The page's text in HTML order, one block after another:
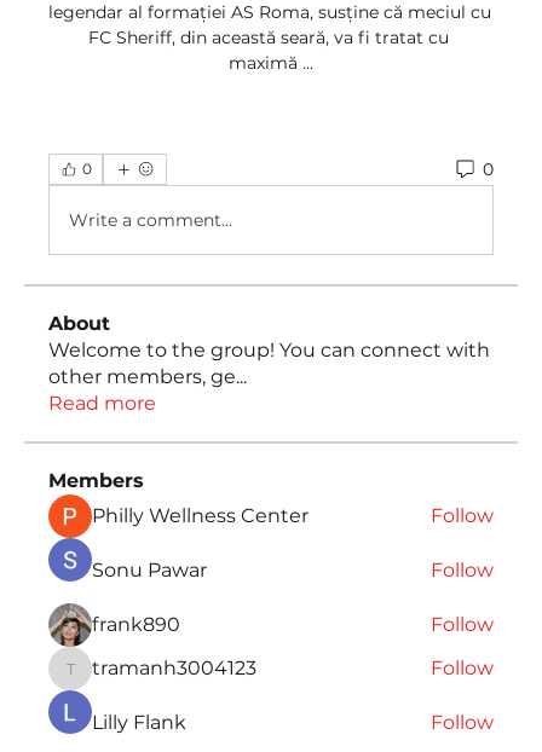
legendar al formației AS Roma, susține că meciul cu
FC Sheriff, din această seară, va fi tratat cu
maximă ...
0 0
Write a comment...
About
Welcome to the group! You can connect with
other members, ge...
Read more
Members
Philly Wellness Center
Follow
Sonu Pawar Follow
frank890 Follow
tramanh3004123
tramanh3004123 Follow
Lilly Flank Follow